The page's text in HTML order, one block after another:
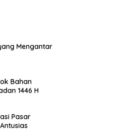
Mengantar
Bahan
1446 H
Pasar